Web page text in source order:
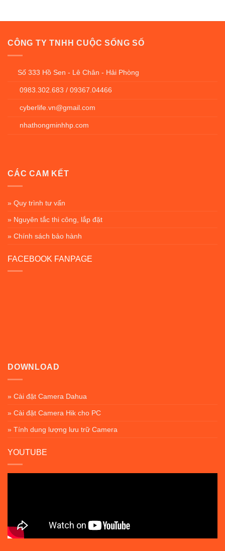
CÔNG TY TNHH CUỘC SỐNG SỐ
Số 333 Hồ Sen - Lê Chân - Hải Phòng
0983.302.683 / 09367.04466
cyberlife.vn@gmail.com
nhathongminhhp.com
CÁC CAM KẾT
» Quy trình tư vấn
» Nguyên tắc thi công, lắp đặt
» Chính sách bảo hành
FACEBOOK FANPAGE
DOWNLOAD
» Cài đặt Camera Dahua
» Cài đặt Camera Hik cho PC
» Tính dung lượng lưu trữ Camera
YOUTUBE